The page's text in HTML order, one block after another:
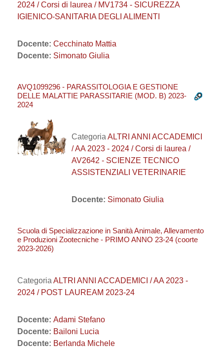
2024 / Corsi di laurea / MV1734 - SICUREZZA
IGIENICO-SANITARIA DEGLI ALIMENTI
Docente: Cecchinato Mattia
Docente: Simonato Giulia
AVQ1099296 - PARASSITOLOGIA E GESTIONE
DELLE MALATTIE PARASSITARIE (MOD. B) 2023-
2024
Categoria ALTRI ANNI ACCADEMICI
/ AA 2023 - 2024 / Corsi di laurea /
AV2642 - SCIENZE TECNICO
ASSISTENZIALI VETERINARIE
Docente: Simonato Giulia
Scuola di Specializzazione in Sanità Animale, Allevamento
e Produzioni Zootecniche - PRIMO ANNO 23-24 (coorte
2023-2026)
Categoria ALTRI ANNI ACCADEMICI / AA 2023 -
2024 / POST LAUREAM 2023-24
Docente: Adami Stefano
Docente: Bailoni Lucia
Docente: Berlanda Michele